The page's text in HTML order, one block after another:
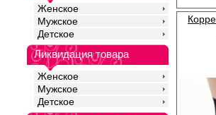
Женское
Мужское
Детское
Ликвидация товара
Женское
Мужское
Детское
ограничивает
комфорт в течении
бесшовная
идеально облегать
следов от боковых
свойствам
не мнется и не
Эластан 10%